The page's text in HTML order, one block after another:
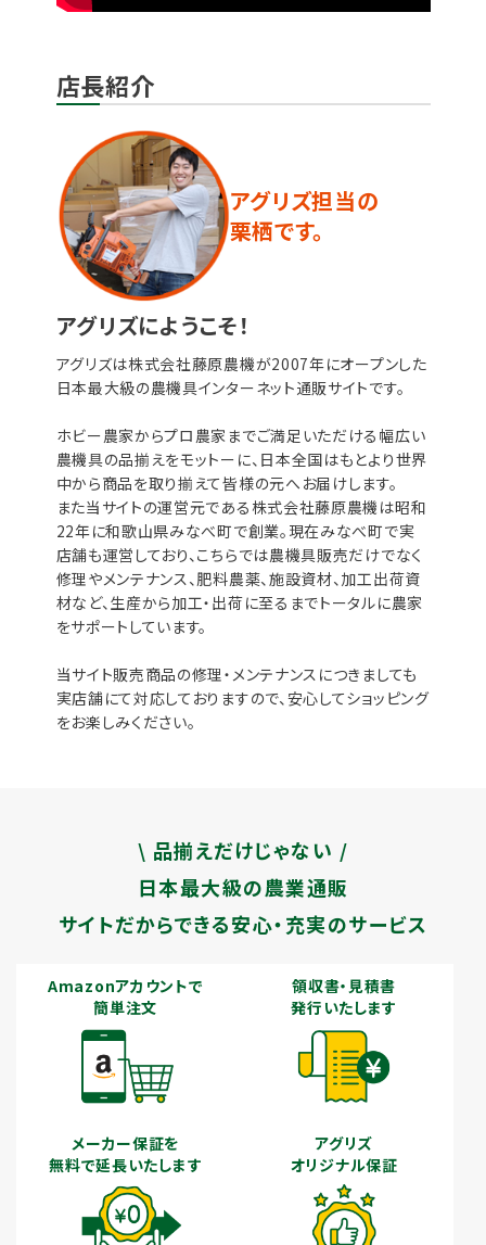
店長紹介
アグリズ担当の
栗栖です。
アグリズにようこそ！
アグリズは株式会社藤原農機が2007年にオープンした
日本最大級の農機具インターネット通販サイトです。
ホビー農家からプロ農家までご満足いただける幅広い
農機具の品揃えをモットーに、日本全国はもとより世界
中から商品を取り揃えて皆様の元へお届けします。
また当サイトの運営元である株式会社藤原農機は昭和
22年に和歌山県みなべ町で創業。現在みなべ町で実
店舗も運営しており、こちらでは農機具販売だけでなく
修理やメンテナンス、肥料農薬、施設資材、加工出荷資
材など、生産から加工・出荷に至るまでトータルに農家
をサポートしています。
当サイト販売商品の修理・メンテナンスにつきましても
実店舗にて対応しておりますので、安心してショッピング
をお楽しみください。
\ 品揃えだけじゃない /
日本最大級の農業通販
サイトだからできる安心・充実のサービス
Amazonアカウントで
簡単注文
領収書・見積書
発行いたします
メーカー保証を
無料で延長いたします
アグリズ
オリジナル保証